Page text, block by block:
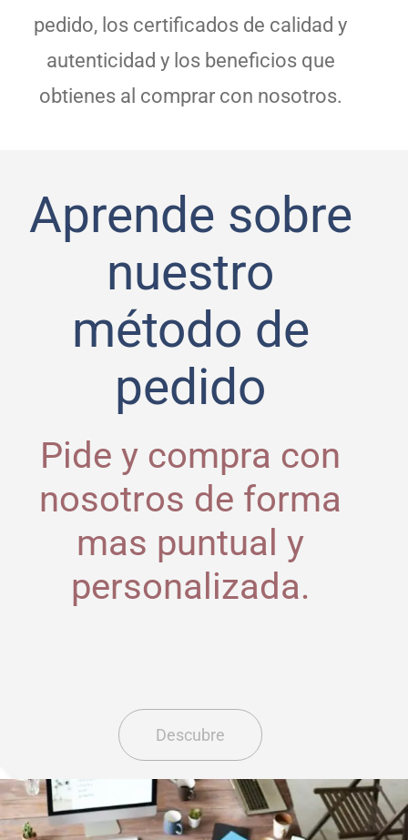
pedido, los certificados de calidad y
autenticidad y los beneficios que
obtienes al comprar con nosotros.
Aprende sobre
nuestro
método de
pedido
Pide y compra con
nosotros de forma
mas puntual y
personalizada.
Descubre